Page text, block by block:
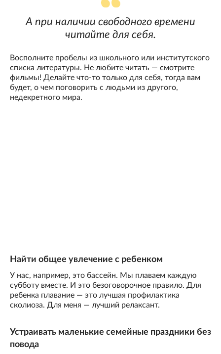
А при наличии свободного времени
читайте для себя.
Восполните пробелы из школьного или институтского
списка литературы. Не любите читать — смотрите
фильмы! Делайте что-то только для себя, тогда вам
будет, о чем поговорить с людьми из другого,
недекретного мира.
Найти общее увлечение с ребенком
У нас, например, это бассейн. Мы плаваем каждую
субботу вместе. И это безоговорочное правило. Для
ребенка плавание — это лучшая профилактика
сколиоза. Для меня — лучший релаксант.
Устраивать маленькие семейные праздники без
повода